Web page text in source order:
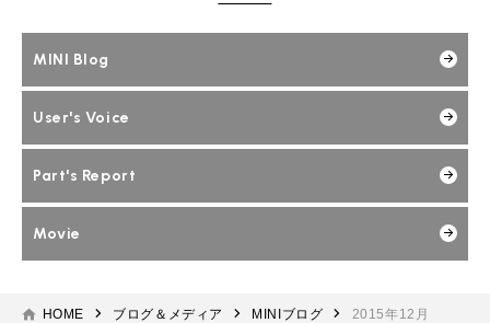
MINI Blog
User's Voice
Part's Report
Movie
HOME ブログ＆メディア MINIブログ 2015年12月